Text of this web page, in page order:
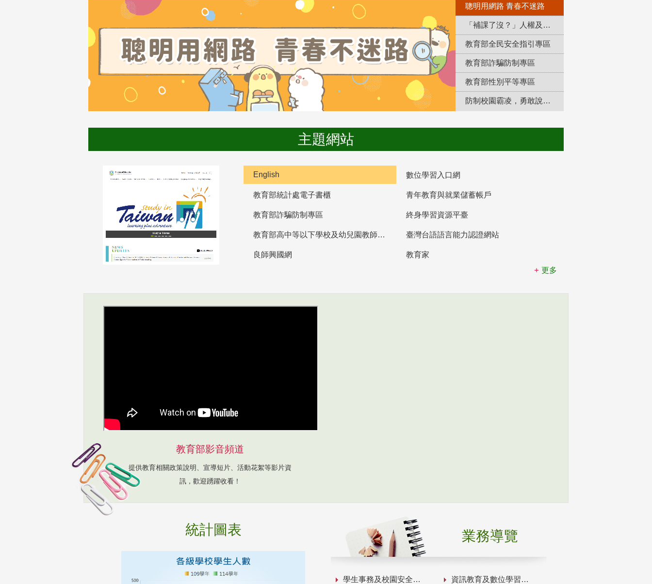
聰明用網路 青春不迷路
「補課了沒？」人權及轉型正義教育專區
教育部全民安全指引專區
教育部詐騙防制專區
教育部性別平等專區
防制校園霸凌，勇敢說出來！
主題網站
English 數位學習入口網
教育部統計處電子書櫃 青年教育與就業儲蓄帳戶
教育部詐騙防制專區 終身學習資源平臺
教育部高中等以下學校及幼兒園教師資格檢定考試 臺灣台語語言能力認證網站
良師興國網
教育家
更多
教育部影音頻道
提供教育相關政策說明、宣導短片、活動花絮等影片資
訊，歡迎踴躍收看！
統計圖表 業務導覽
學生事務及校園安全 資訊教育及數位學習